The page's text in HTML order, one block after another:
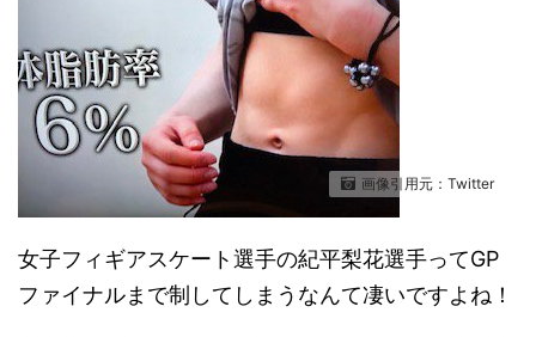
画像引用元：Twitter
女子フィギアスケート選手の紀平梨花選手ってGP
ファイナルまで制してしまうなんて凄いですよね！